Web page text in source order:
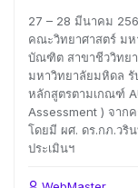
27 – 28 มีนาคม
คณะวิทยาศาสตร์ ม
บัณฑิต สาขาชีววิทย
มหาวิทยาลัยมหิดล รั
หลักสูตรตามเกณฑ์
Assessment ) จาก
โดยมี ผศ. ดร.กภ.วริ
ประเมินฯ